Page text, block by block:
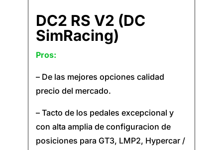
DC2 RS V2 (DC
SimRacing)
Pros:
– De las mejores opciones calidad
precio del mercado.
– Tacto de los pedales excepcional y
con alta amplia de configuracion de
posiciones para GT3, LMP2, Hypercar /